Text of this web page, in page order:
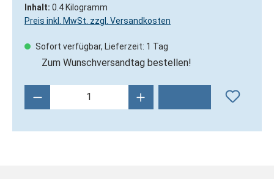
Inhalt: 0.4 Kilogramm
Preis inkl. MwSt. zzgl. Versandkosten
Sofort verfügbar, Lieferzeit: 1 Tag
Zum Wunschversandtag bestellen!
Produkt Anzahl: Gib den gewünschten